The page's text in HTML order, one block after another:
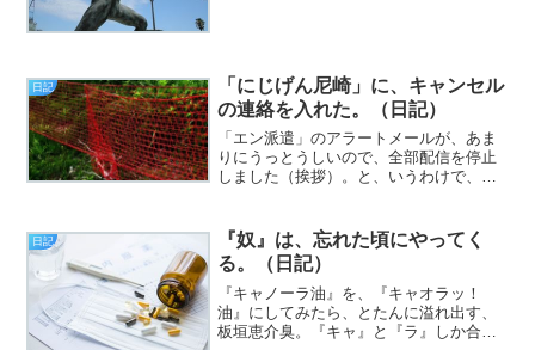
日記
「にじげん尼崎」に、キャンセル
の連絡を入れた。（日記）
「エン派遣」のアラートメールが、あま
りにうっとうしいので、全部配信を停止
しました（挨拶）。と、いうわけで、フ
買い取ってくれるという事が分かって、
かなり嬉しかった火曜日、皆...
日記
『奴』は、忘れた頃にやってく
る。（日記）
『キャノーラ油』を、『キャオラッ！
油』にしてみたら、とたんに溢れ出す、
板垣恵介臭。『キャ』と『ラ』しか合っ